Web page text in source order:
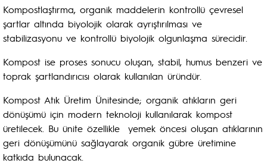
Kompostlaştırma, organik maddelerin kontrollü çevresel
şartlar altında biyolojik olarak ayrıştırılması ve
stabilizasyonu ve kontrollü biyolojik olgunlaşma sürecidir.
Kompost ise proses sonucu oluşan, stabil, humus benzeri ve
toprak şartlandırıcısı olarak kullanılan üründür.
Kompost Atık Üretim Ünitesinde; organik atıkların geri
dönüşümü için modern teknoloji kullanılarak kompost
üretilecek. Bu ünite özellikle yemek öncesi oluşan atıklarının
geri dönüşümünü sağlayarak organik gübre üretimine
katkıda bulunacak.